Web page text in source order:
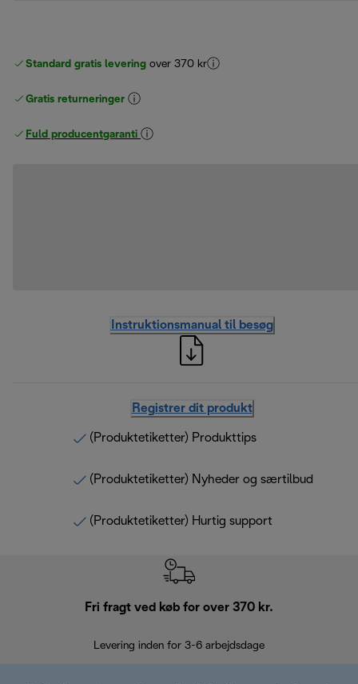
Standard gratis levering over 370 kr
Gratis returneringer
Fuld producentgaranti
Instruktionsmanual til besøg
Registrer dit produkt
(Produktetiketter) Produkttips
(Produktetiketter) Nyheder og særtilbud
(Produktetiketter) Hurtig support
Fri fragt ved køb for over 370 kr.
Levering inden for 3-6 arbejdsdage